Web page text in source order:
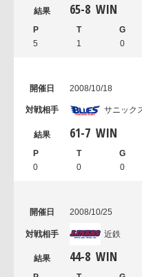
65-8 WIN
5 1 0
2008/10/18
サニック
61-7 WIN
0 0 0
2008/10/25
近鉄
44-8 WIN